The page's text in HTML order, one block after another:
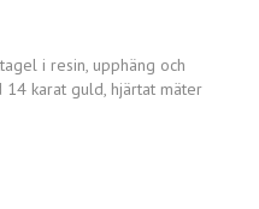
i resin, upphäng och
karat guld, hjärtat mäter